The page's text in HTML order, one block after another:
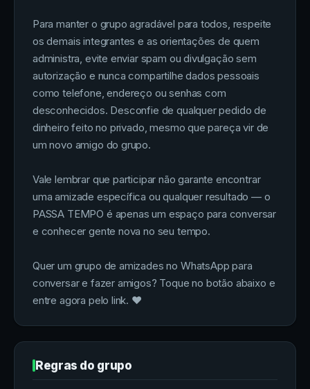
Para manter o grupo agradável para todos, respeite
os demais integrantes e as orientações de quem
administra, evite enviar spam ou divulgação sem
autorização e nunca compartilhe dados pessoais
como telefone, endereço ou senhas com
desconhecidos. Desconfie de qualquer pedido de
dinheiro feito no privado, mesmo que pareça vir de
um novo amigo do grupo.
Vale lembrar que participar não garante encontrar
uma amizade específica ou qualquer resultado — o
PASSA TEMPO é apenas um espaço para conversar
e conhecer gente nova no seu tempo.
Quer um grupo de amizades no WhatsApp para
conversar e fazer amigos? Toque no botão abaixo e
entre agora pelo link. ♥️
Regras do grupo